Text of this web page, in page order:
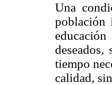
Una
población
educación
tiempo
calidad,